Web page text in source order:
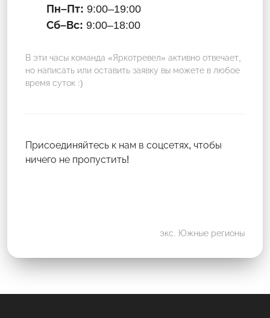
Пн–Пт: 9:00–19:00
Сб–Вс: 9:00–18:00
В эти часы команда «Яркотревел» активно отвечает,
но написать или оставить заявку вы можете в любое
время суток :)
Присоединяйтесь к нам в соцсетях, чтобы
ничего не пропустить!
экс. Южные регионы